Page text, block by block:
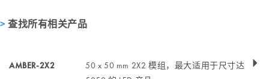
查找所有相关产品
AMBER-2X2
50 x 50 mm 2X2 模组，最大适用于尺寸达